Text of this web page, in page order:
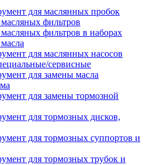
для маслянных пробок
фильтров
фильтров в наборах
для маслянных насосов
сервисные
для замены масла
для замены тормозной
для тормозных дисков,
для тормозных суппортов и
для тормозных трубок и